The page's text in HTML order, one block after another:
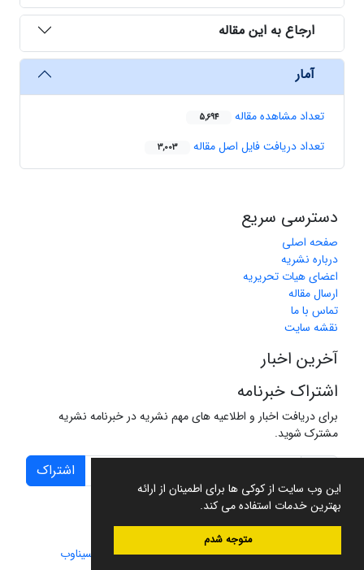
این وب سایت از کوکی ها برای اطمینان از ارائه
بهترین خدمات استفاده می کند.
متوجه شدم
ارجاع به این مقاله
آمار
تعداد مشاهده مقاله 5,694
تعداد دریافت فایل اصل مقاله 3,003
دسترسی سریع
صفحه اصلی
درباره نشریه
اعضای هیات تحریریه
ارسال مقاله
تماس با ما
نقشه سایت
آخرین اخبار
اشتراک خبرنامه
برای دریافت اخبار و اطلاعیه های مهم نشریه در خبرنامه نشریه
مشترک شوید.
اشتراک
سامانه مدیریت نشریات علمی.طراحی و پیاده سازی از سیناوب